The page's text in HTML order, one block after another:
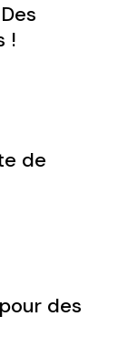
!
de
des